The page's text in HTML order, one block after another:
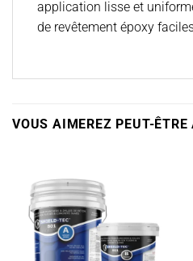
application lisse et
de revêtement époxy
VOUS AIMEREZ PEUT-